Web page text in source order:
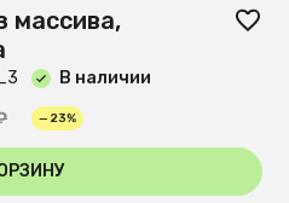
массива,
В наличии
— 23%